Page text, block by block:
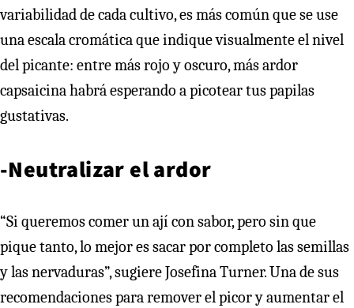
variabilidad de cada cultivo, es más común que se use
una escala cromática que indique visualmente el nivel
del picante: entre más rojo y oscuro, más ardor
capsaicina habrá esperando a picotear tus papilas
gustativas.
-Neutralizar el ardor
“Si queremos comer un ají con sabor, pero sin que
pique tanto, lo mejor es sacar por completo las semillas
y las nervaduras”, sugiere Josefina Turner. Una de sus
recomendaciones para remover el picor y aumentar el